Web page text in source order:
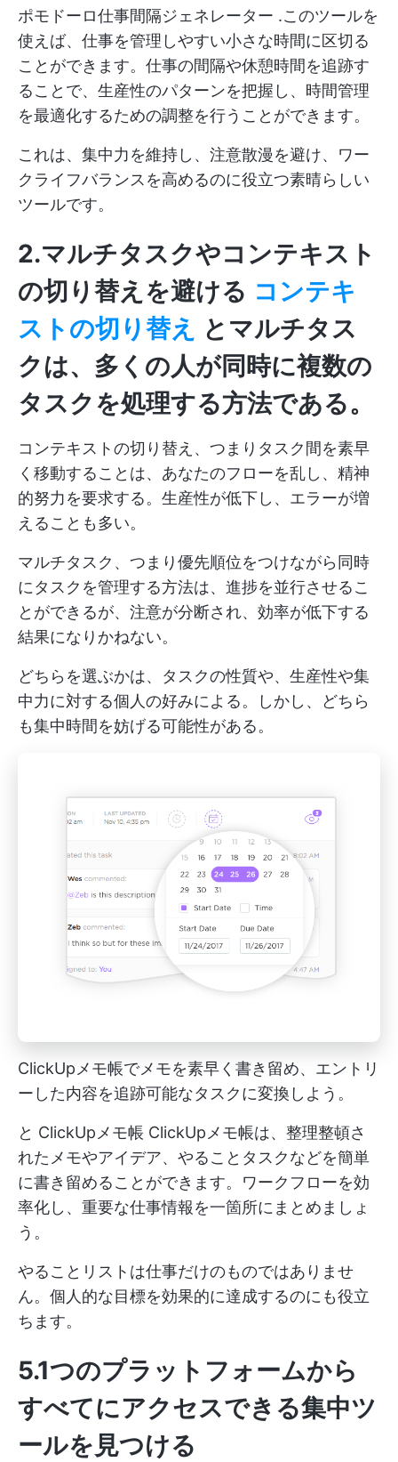
ポモドーロ仕事間隔ジェネレーター .このツールを
使えば、仕事を管理しやすい小さな時間に区切る
ことができます。仕事の間隔や休憩時間を追跡す
ることで、生産性のパターンを把握し、時間管理
を最適化するための調整を行うことができます。
これは、集中力を維持し、注意散漫を避け、ワー
クライフバランスを高めるのに役立つ素晴らしい
ツールです。
2.マルチタスクやコンテキスト
の切り替えを避ける コンテキ
ストの切り替え とマルチタス
クは、多くの人が同時に複数の
タスクを処理する方法である。
コンテキストの切り替え、つまりタスク間を素早
く移動することは、あなたのフローを乱し、精神
的努力を要求する。生産性が低下し、エラーが増
えることも多い。
マルチタスク、つまり優先順位をつけながら同時
にタスクを管理する方法は、進捗を並行させるこ
とができるが、注意が分断され、効率が低下する
結果になりかねない。
どちらを選ぶかは、タスクの性質や、生産性や集
中力に対する個人の好みによる。しかし、どちら
も集中時間を妨げる可能性がある。
ClickUpメモ帳でメモを素早く書き留め、エントリ
ーした内容を追跡可能なタスクに変換しよう。
と ClickUpメモ帳 ClickUpメモ帳は、整理整頓さ
れたメモやアイデア、やることタスクなどを簡単
に書き留めることができます。ワークフローを効
率化し、重要な仕事情報を一箇所にまとめましょ
う。
やることリストは仕事だけのものではありませ
ん。個人的な目標を効果的に達成するのにも役立
ちます。
5.1つのプラットフォームから
すべてにアクセスできる集中ツ
ールを見つける